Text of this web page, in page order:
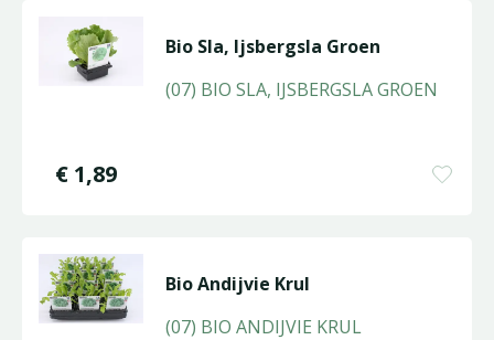
Bio Sla, Ijsbergsla Groen
(07) BIO SLA, IJSBERGSLA GROEN
€ 1,89
Bio Andijvie Krul
(07) BIO ANDIJVIE KRUL